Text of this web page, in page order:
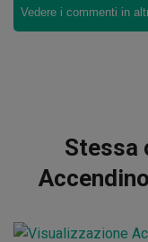
Vedere i commenti in
Stessa